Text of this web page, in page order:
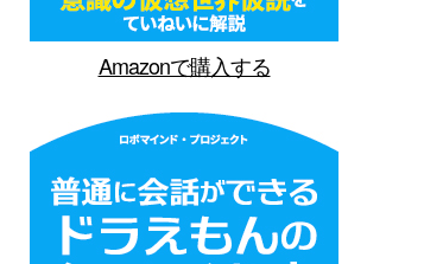
Amazonで購入する